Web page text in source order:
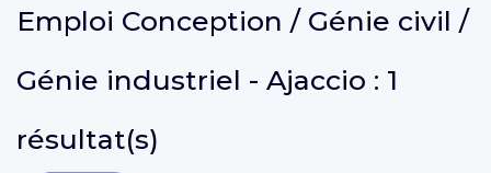
Emploi Conception / Génie civil /
Génie industriel - Ajaccio : 1
résultat(s)